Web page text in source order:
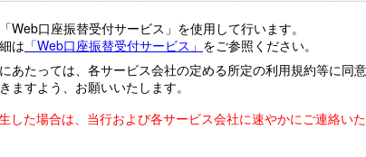
Web口座振替受付サービス」を使用して行います。
は 「Web口座振替受付サービス」 をご参照ください。
あたっては、各サービス会社の定める所定の利用規約等に同
ますよう、お願いいたします。
した場合は、当行および各サービス会社に速やかにご連絡い